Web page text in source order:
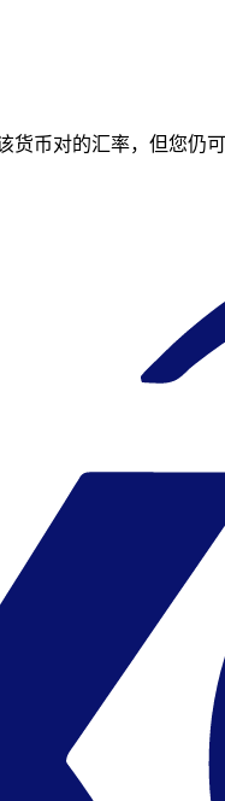
币对的汇率，但您仍